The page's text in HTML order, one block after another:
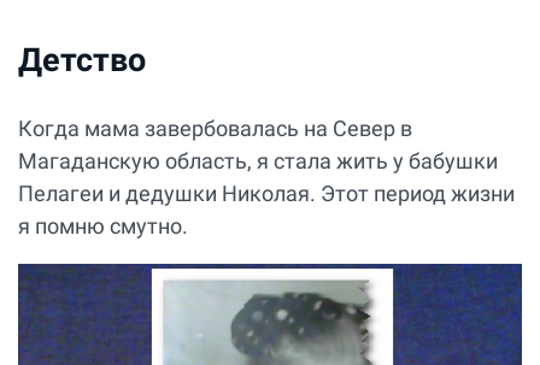
Детство
Когда мама завербовалась на Север в
Магаданскую область, я стала жить у бабушки
Пелагеи и дедушки Николая. Этот период жизни
я помню смутно.